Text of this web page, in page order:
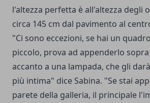
l'altezza perfetta è all'altezza degli
circa 145 cm dal pavimento al
"Ci sono eccezioni, se hai un
piccolo, prova ad appenderlo
accanto a una lampada, che gli
più intima" dice Sabina. "Se stai
parete della galleria, il principale